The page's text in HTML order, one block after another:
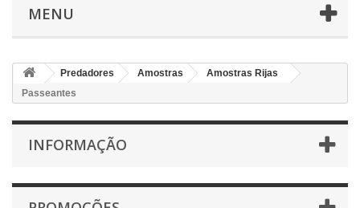
MENU
Predadores Amostras
Amostras Rijas
Passeantes
INFORMAÇÃO